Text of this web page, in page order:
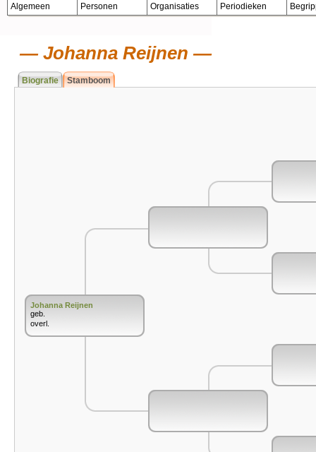
Algemeen Personen Organisaties Periodieken
Johanna Reijnen
Biografie Stamboom
Johanna Reijnen
geb.
overl.